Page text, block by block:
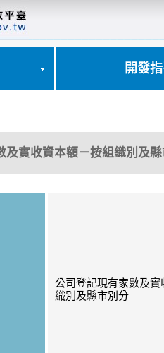
開發
及實收資本額－按組織別及
公司登記現有家數及實
織別及縣市別分